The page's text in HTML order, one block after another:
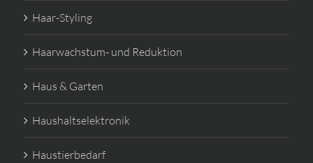
Haar-Styling
Haarwachstum- und Reduktion
Haus & Garten
Haushaltselektronik
Haustierbedarf